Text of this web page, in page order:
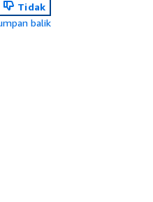
Tidak
balik